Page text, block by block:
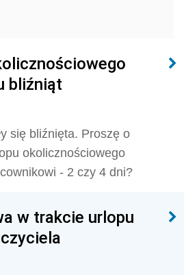
bliźniąt
się bliźnięta. Proszę o
okolicznościowego
- 2 czy 4 dni?
w trakcie urlopu